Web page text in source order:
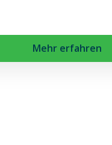
Mehr erfahren